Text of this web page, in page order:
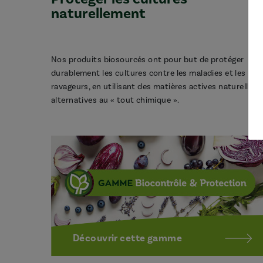
naturellement
Nos produits biosourcés ont pour but de protéger
durablement les cultures contre les maladies et les
ravageurs, en utilisant des matières actives naturelles,
alternatives au « tout chimique ».
Découvrir cette gamme